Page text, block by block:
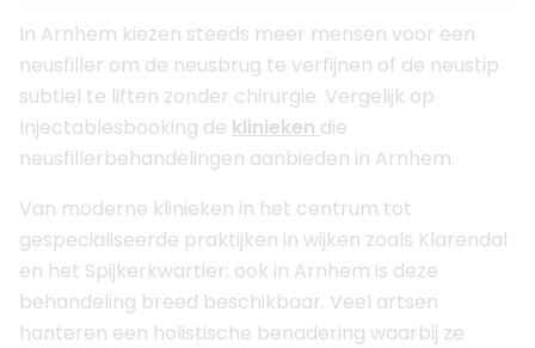
In Arnhem kiezen steeds meer mensen voor een
neusfiller om de neusbrug te verfijnen of de neustip
subtiel te liften zonder chirurgie. Vergelijk op
Injectablesbooking de klinieken die
neusfillerbehandelingen aanbieden in Arnhem.
Van moderne klinieken in het centrum tot
gespecialiseerde praktijken in wijken zoals Klarendal
en het Spijkerkwartier: ook in Arnhem is deze
behandeling breed beschikbaar. Veel artsen
hanteren een holistische benadering waarbij ze